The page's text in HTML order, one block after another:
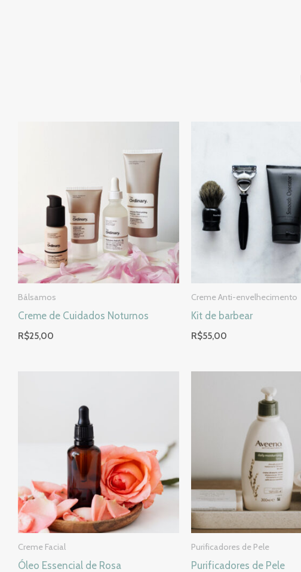
Bálsamos
Creme de Cuidados Noturnos
R$25,00
Creme Anti-envelhecimento
Kit de barbear
R$55,00
Creme Facial
Óleo Essencial de Rosa
Purificadores de Pele
Purificadores de Pele